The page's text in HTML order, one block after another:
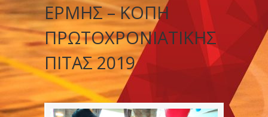
ΕΡΜΗΣ – ΚΟΠΗ
ΠΡΩΤΟΧΡΟΝΙΑΤΙΚΗΣ
ΠΙΤΑΣ 2019